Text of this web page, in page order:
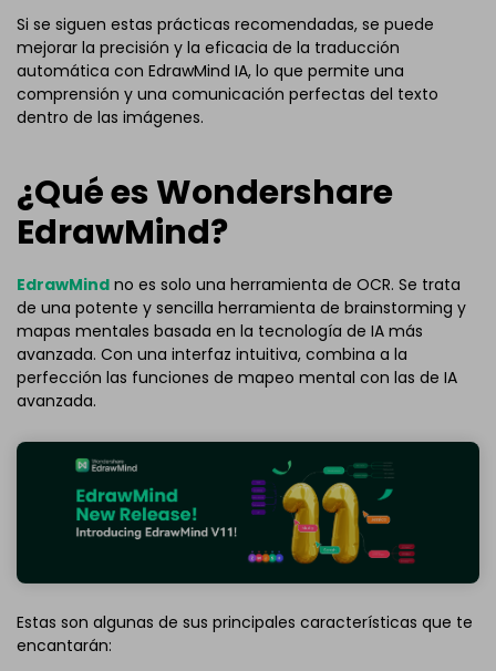
Si se siguen estas prácticas recomendadas, se puede
mejorar la precisión y la eficacia de la traducción
automática con EdrawMind IA, lo que permite una
comprensión y una comunicación perfectas del texto
dentro de las imágenes.
¿Qué es Wondershare
EdrawMind?
EdrawMind no es solo una herramienta de OCR. Se trata
de una potente y sencilla herramienta de brainstorming y
mapas mentales basada en la tecnología de IA más
avanzada. Con una interfaz intuitiva, combina a la
perfección las funciones de mapeo mental con las de IA
avanzada.
Estas son algunas de sus principales características que te
encantarán: